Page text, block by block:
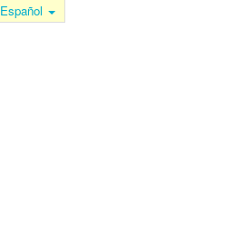
Español